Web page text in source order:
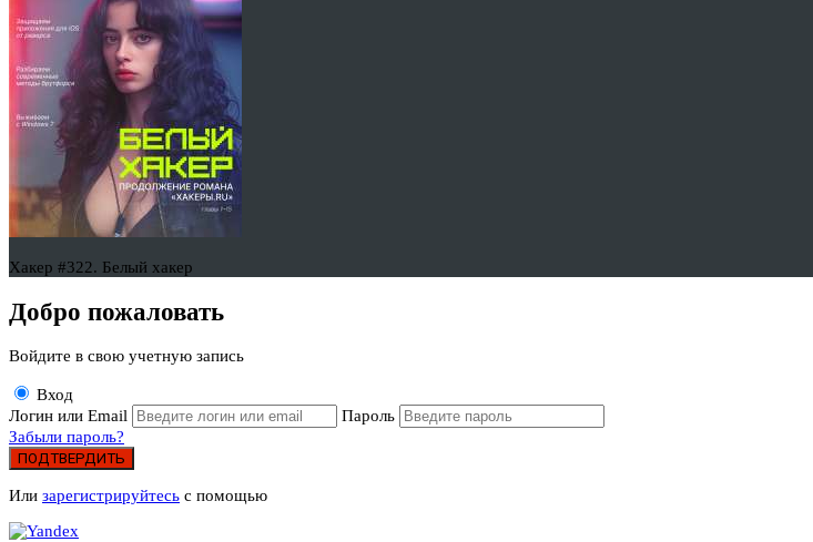
Хакер #322. Белый хакер
Добро пожаловать
Войдите в свою учетную запись
Вход
Логин или Email
Пароль
Забыли пароль?
ПОДТВЕРДИТЬ
Или зарегистрируйтесь с помощью